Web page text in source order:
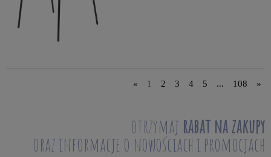
« 1 2 3 4 5 ... 108 »
otrzymaj rabat na zakupy
oraz informacje o nowościach i promocjach